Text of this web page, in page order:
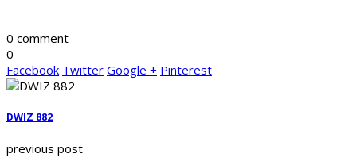
0 comment
0
Facebook Twitter Google + Pinterest
DWIZ 882
previous post